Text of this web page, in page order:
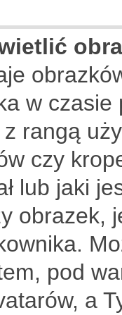
w
rangą
czy
lub jaki
obrazek,
pod
a